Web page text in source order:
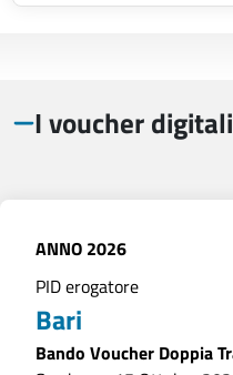
I voucher digitali
ANNO 2026
PID erogatore
Bari
Bando Voucher Doppia